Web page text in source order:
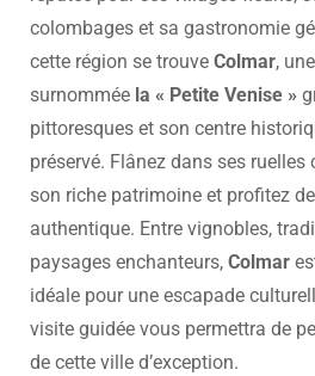
colombages et sa gastronomie
cette région se trouve Colmar,
surnommée la « Petite Venise »
pittoresques et son centre
préservé. Flânez dans ses ruelles
son riche patrimoine et profitez
authentique. Entre vignobles,
paysages enchanteurs, Colmar
idéale pour une escapade
visite guidée vous permettra de
de cette ville d’exception.